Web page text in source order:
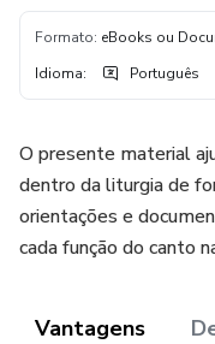
Formato: eBooks ou
Idioma: Português
O presente material
dentro da liturgia de
orientações e
cada função do canto
Vantagens